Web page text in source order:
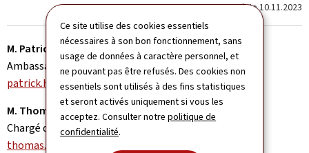
Ce site utilise des cookies essentiels
nécessaires à son bon fonctionnement, sans
usage de données à caractère personnel, et
ne pouvant pas être refusés. Des cookies non
essentiels sont utilisés à des fins statistiques
et seront activés uniquement si vous les
acceptez. Consulter notrepolitique de
confidentialité.
Last update10.11.2023
M. Patrick HEMMER
Ambassadeur
patrick.hemmer@mae.etat.lu
M. Thomas LAMMAR
Chargé d'affaires a.i.
thomas.lammar@mae.etat.lu